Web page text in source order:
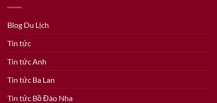
Blog Du Lịch
Tin tức
Tin tức Anh
Tin tức Ba Lan
Tin tức Bồ Đào Nha